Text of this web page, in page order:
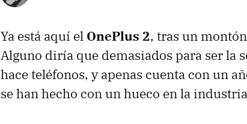
Ya está aquí el OnePlus 2, tras un
Alguno diría que demasiados para ser la
hace teléfonos, y apenas cuenta con un
se han hecho con un hueco en la